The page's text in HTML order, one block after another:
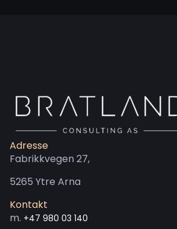
Adresse
Fabrikkvegen 27,
5265 Ytre Arna
Kontakt
m. +47 980 03 140